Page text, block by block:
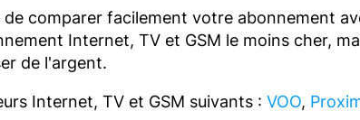
comparer facilement votre abonnement
Internet, TV et GSM le moins cher,
de l'argent.
Internet, TV et GSM suivants : VOO,